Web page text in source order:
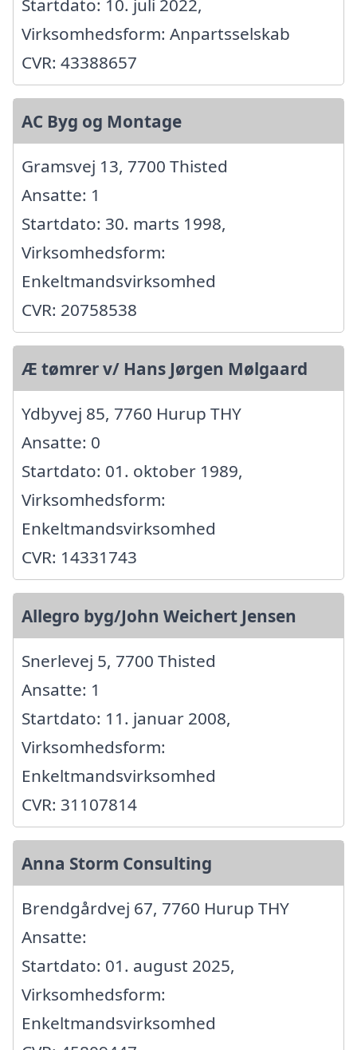
Startdato: 10. juli 2022,
Virksomhedsform: Anpartsselskab
CVR: 43388657
AC Byg og Montage
Gramsvej 13, 7700 Thisted
Ansatte: 1
Startdato: 30. marts 1998,
Virksomhedsform:
Enkeltmandsvirksomhed
CVR: 20758538
Æ tømrer v/ Hans Jørgen Mølgaard
Ydbyvej 85, 7760 Hurup THY
Ansatte: 0
Startdato: 01. oktober 1989,
Virksomhedsform:
Enkeltmandsvirksomhed
CVR: 14331743
Allegro byg/John Weichert Jensen
Snerlevej 5, 7700 Thisted
Ansatte: 1
Startdato: 11. januar 2008,
Virksomhedsform:
Enkeltmandsvirksomhed
CVR: 31107814
Anna Storm Consulting
Brendgårdvej 67, 7760 Hurup THY
Ansatte:
Startdato: 01. august 2025,
Virksomhedsform:
Enkeltmandsvirksomhed